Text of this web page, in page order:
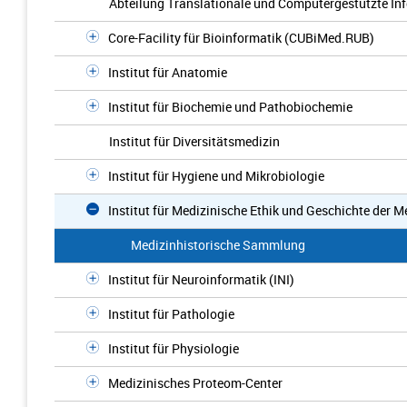
Core-Facility für Bioinformatik (CUBiMed.RUB)
Institut für Anatomie
Institut für Biochemie und Pathobiochemie
Institut für Diversitätsmedizin
Institut für Hygiene und Mikrobiologie
Institut für Medizinische Ethik und Geschichte der
Medizinhistorische Sammlung
Institut für Neuroinformatik (INI)
Institut für Pathologie
Institut für Physiologie
Medizinisches Proteom-Center